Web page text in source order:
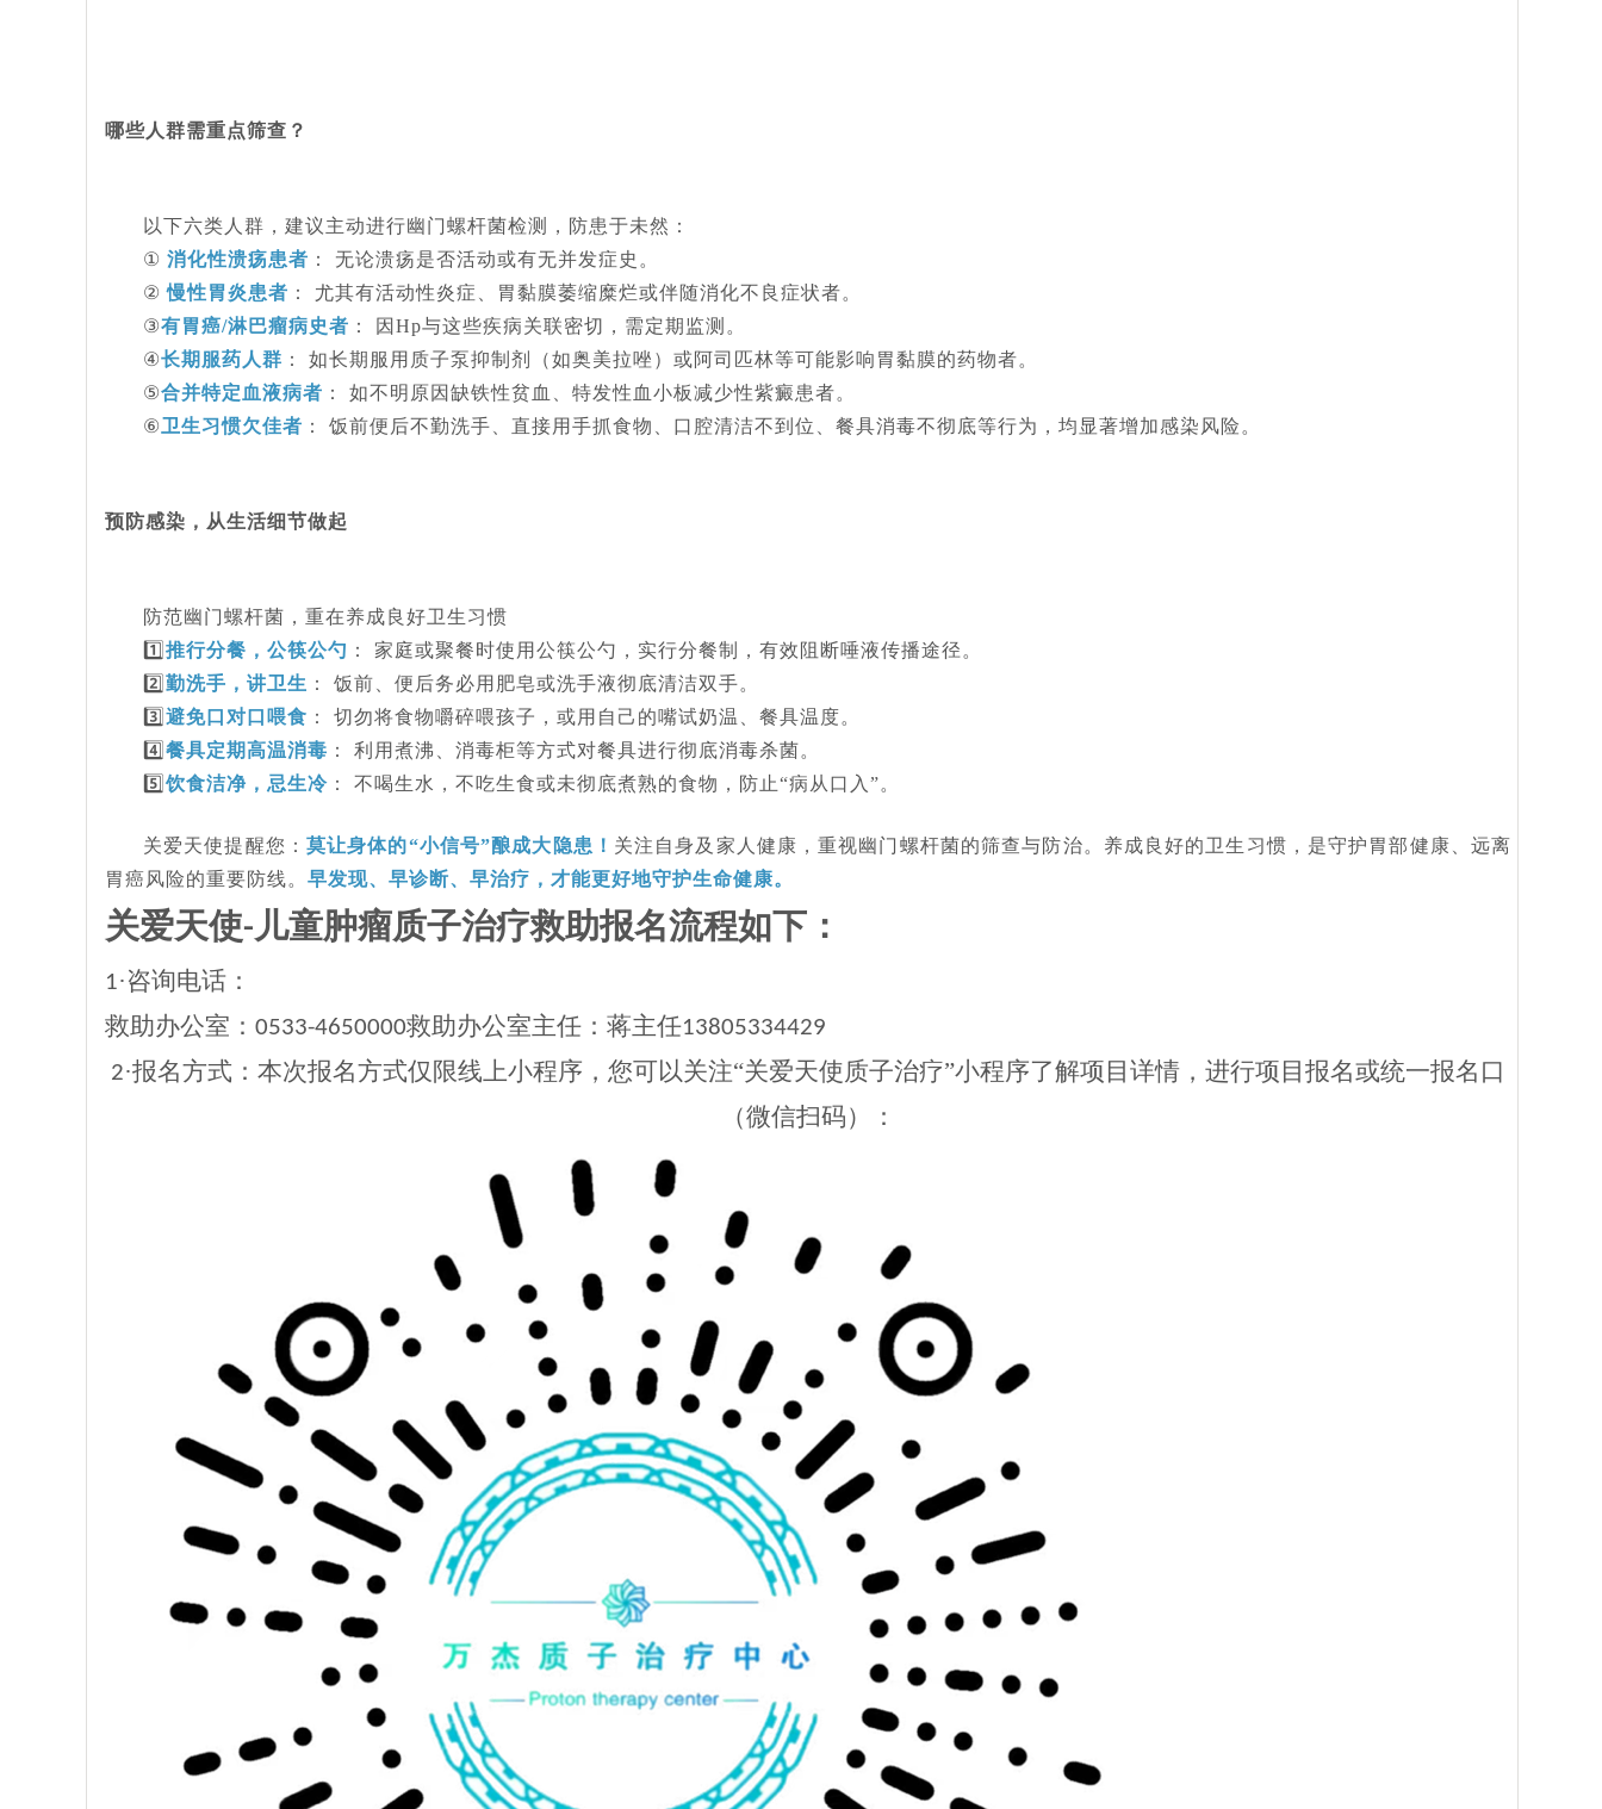
哪些人群需重点筛查？
以下六类人群，建议主动进行幽门螺杆菌检测，防患于未然：
① 消化性溃疡患者 ：
无论溃疡是否活动或有无并发症史。
②慢性胃炎患者 ：
尤其有活动性炎症、胃黏膜萎缩糜烂或伴随消化不良症状者。
③有胃癌/淋巴瘤病史者 ： 因 Hp与这些疾病关联密切，需定期监测。
④长期服药人群 ：
如长期服用质子泵抑制剂（如奥美拉唑）或阿司匹林等可能影响胃黏膜的药物者。
⑤合并特定血液病者 ：
如不明原因缺铁性贫血、特发性血小板减少性紫癜患者。
⑥卫生习惯欠佳者 ： 饭前便后不勤洗手、直接用手抓食物、口腔清洁不到位、餐具消毒不彻底等行为，均显著增加感染风险。
预防感染，从生活细节做起
防范幽门螺杆菌，重在养成良好卫生习惯
1️⃣ 推行分餐，公筷公勺 ：
家庭或聚餐时使用公筷公勺，实行分餐制，有效阻断唾液传播途径。
2️⃣ 勤洗手，讲卫生 ：
饭前、便后务必用肥皂或洗手液彻底清洁双手。
3️⃣ 避免口对口喂食 ：
切勿将食物嚼碎喂孩子，或用自己的嘴试奶温、餐具温度。
4️⃣ 餐具定期高温消毒 ：
利用煮沸、消毒柜等方式对餐具进行彻底消毒杀菌。
5️⃣ 饮食洁净，忌生冷 ： 不喝生水，不吃生食或未彻底煮熟的食物，防止“病从口入”。
关爱天使提醒您： 莫让身体的“小信号”酿成大隐患！ 关注自身及家人健康，重视幽门螺杆菌的筛查与防治。养成良好的卫生习惯，是守护胃部健康、远离
胃癌风险的重要防线。 早发现、早诊断、早治疗，才能更好地守护生命健康。
关爱天使- 儿童肿瘤质子治疗救助报名流程如下：
1·咨询电话：
救助办公室： 0533-4650000救助办公室主任：蒋主任13805334429
2·报名方式：本次报名方式仅限线上小程序，您可以关注“关爱天使质子治疗”小程序了解项目详情，进行项目报名或统一报名口
（微信扫码）：